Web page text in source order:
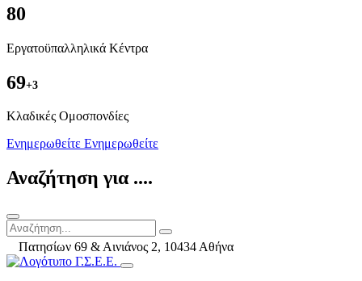
80
Εργατοϋπαλληλικά Κέντρα
69+3
Kλαδικές Ομοσπονδίες
Ενημερωθείτε Ενημερωθείτε
Αναζήτηση για ....
Πατησίων 69 & Αινιάνος 2, 10434 Αθήνα